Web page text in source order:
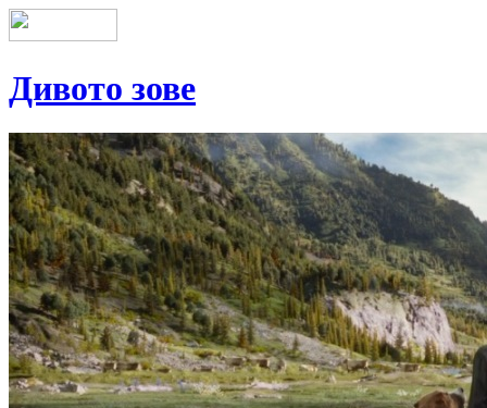
Дивото зове